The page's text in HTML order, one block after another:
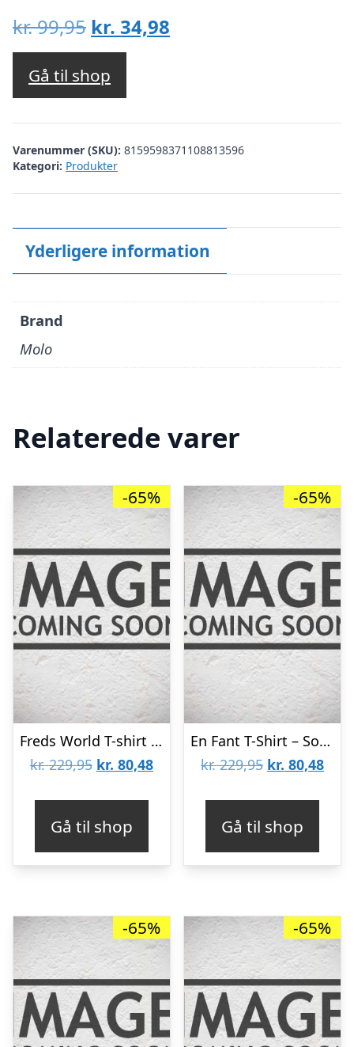
kr.99,95 Den
oprindelige
pris
var:
kr. 99,95.
kr. 34,98
kr. 34,98.
Gå til shop
Varenummer (SKU): 8159598371108813596
Kategori: Produkter
Yderligere information
Brand
Molo
Relaterede varer
-65%
Freds World T-shirt – Lyseblå m. Hvalros
kr.229,95 Den
kr. 229,95.
kr. 80,48Den
kr. 80,48.
Gå til shop
-65%
En Fant T-Shirt – Sort m. Blomster
kr.229,95 Den
kr. 229,95.
kr. 80,48Den
kr.
Gå til shop
-65% -65%